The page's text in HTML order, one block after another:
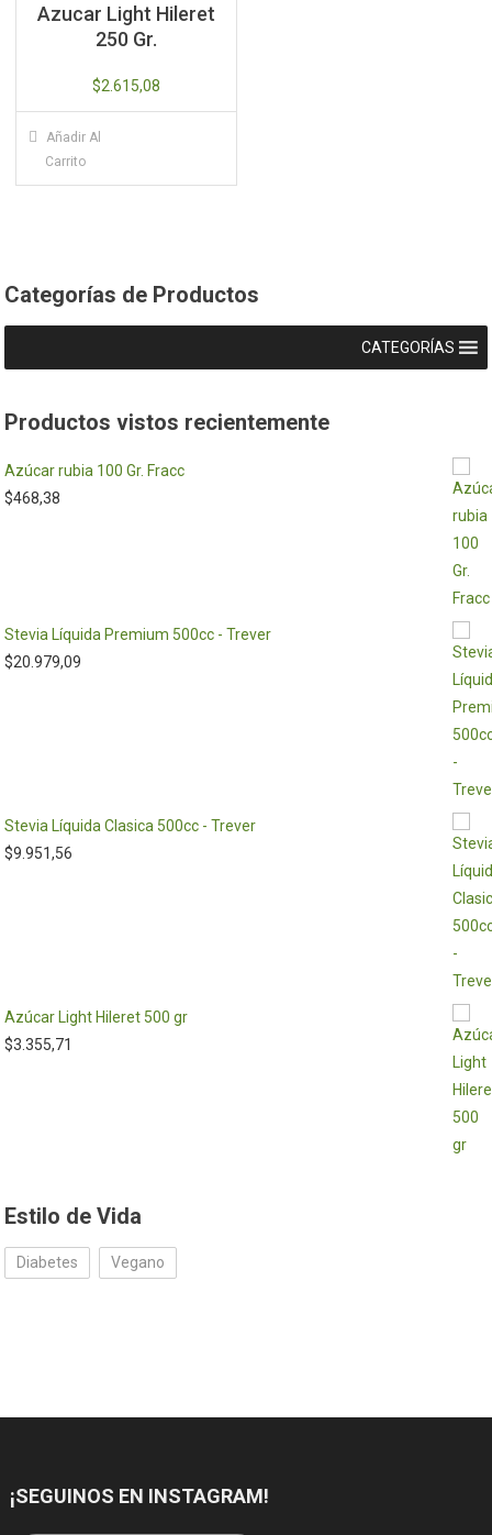
Azucar Light Hileret
250 Gr.
$2.615,08
Añadir Al
Carrito
Categorías de Productos
CATEGORÍAS
Productos vistos recientemente
Azúcar rubia 100 Gr. Fracc
$468,38
Stevia Líquida Premium 500cc - Trever
$20.979,09
Stevia Líquida Clasica 500cc - Trever
$9.951,56
Azúcar Light Hileret 500 gr
$3.355,71
Estilo de Vida
Diabetes Vegano
¡SEGUINOS EN INSTAGRAM!